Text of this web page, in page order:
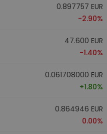
0.897757 EUR
-2.90%
47.600 EUR
-1.40%
0.061708000 EUR
+1.80%
0.864946 EUR
0.00%